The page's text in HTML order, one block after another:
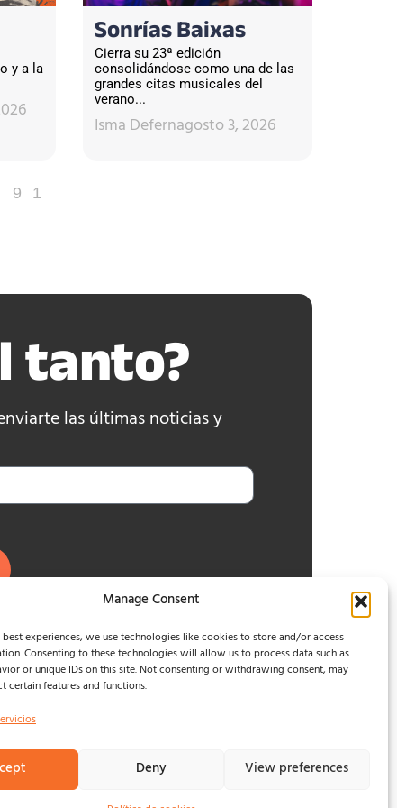
Manage Consent
experiences, we use technologies like cookies to store and/or access
Consenting to these technologies will allow us to process data such as
or unique IDs on this site. Not consenting or withdrawing consent, may
certain features and functions.
Deny View preferences
y a la
Sonrías Baixas
Cierra su 23ª edición
consolidándose como una de las
grandes citas musicales del
verano...
Isma Defernagosto 3, 2026
91
tanto?
las últimas noticias y